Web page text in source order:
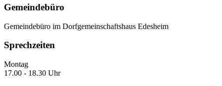
Gemeindebüro
Gemeindebüro im Dorfgemeinschaftshaus Edesheim
Sprechzeiten
Montag
17.00 - 18.30 Uhr